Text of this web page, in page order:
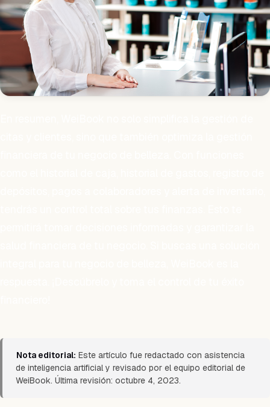
Nota editorial: Este artículo fue redactado con asistencia
de inteligencia artificial y revisado por el equipo editorial de
WeiBook. Última revisión: octubre 4, 2023.